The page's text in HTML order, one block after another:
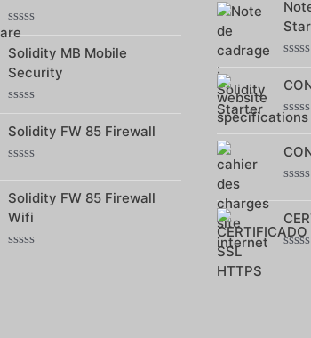
Note
0
sur
5
Solidity MB Mobile
Security
0
sur
5
Solidity FW 85 Firewall
sur
5
Solidity FW 85 Firewall
Wifi
sur
5
0
sur
5
Note
sur
sur
5